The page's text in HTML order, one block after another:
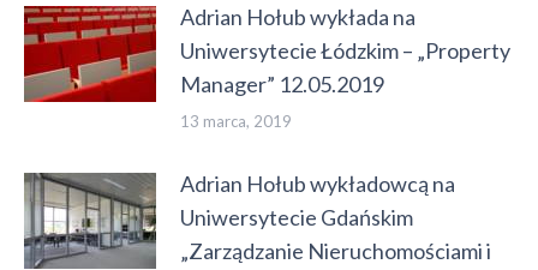
Adrian Hołub wykłada na
Uniwersytecie Łódzkim – „Property
Manager” 12.05.2019
13 marca, 2019
Adrian Hołub wykładowcą na
Uniwersytecie Gdańskim
„Zarządzanie Nieruchomościami i